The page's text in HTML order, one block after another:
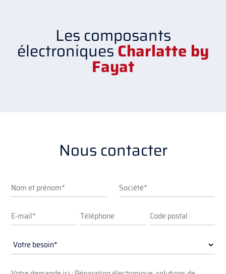
Les composants
électroniquesCharlatte by
Fayat
Nous contacter